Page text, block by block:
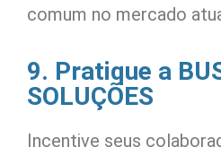
comum no mercado
9. Pratique a
SOLUÇÕES
Incentive seus